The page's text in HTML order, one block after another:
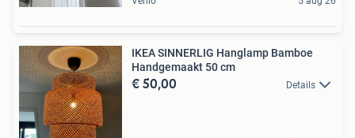
IKEA SINNERLIG Hanglamp Bamboe
Handgemaakt 50 cm
€ 50,00 Details